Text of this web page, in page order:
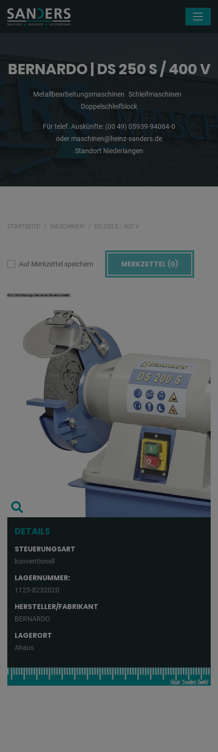
BERNARDO | DS 250 S / 400 V
Metallbearbeitungsmaschinen Schleifmaschinen
Doppelschleifblock
Für telef. Auskünfte: (00 49) 05939-94064-0
oder maschinen@heinz-sanders.de
Standort Niederlangen
STARTSEITE MASCHINEN DS 250 S / 400 V
Auf Merkzettel speichern MERKZETTEL (0)
DETAILS
STEUERUNGSART
konventionell
LAGERNUMMER:
1125-8232020
HERSTELLER/FABRIKANT
BERNARDO
LAGERORT
Ahaus